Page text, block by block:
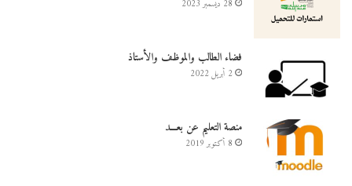
28 ديسمبر 2023
فضاء الطالب والموظف والأستاذ
2 أبريل 2022
منصة التعليم عن بعـــد
8 أكتوبر 2019